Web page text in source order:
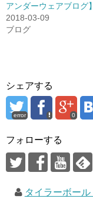
アンダーウェアブログ】
2018-03-09
ブログ
シェアする
error 0
フォローする
タイラーボール